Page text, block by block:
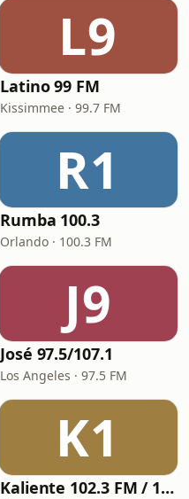
L9
Latino 99 FM
Kissimmee · 99.7 FM
R1
Rumba 100.3
Orlando · 100.3 FM
J9
José 97.5/107.1
Los Angeles · 97.5 FM
K1
Kaliente 102.3 FM / 107.5 FM